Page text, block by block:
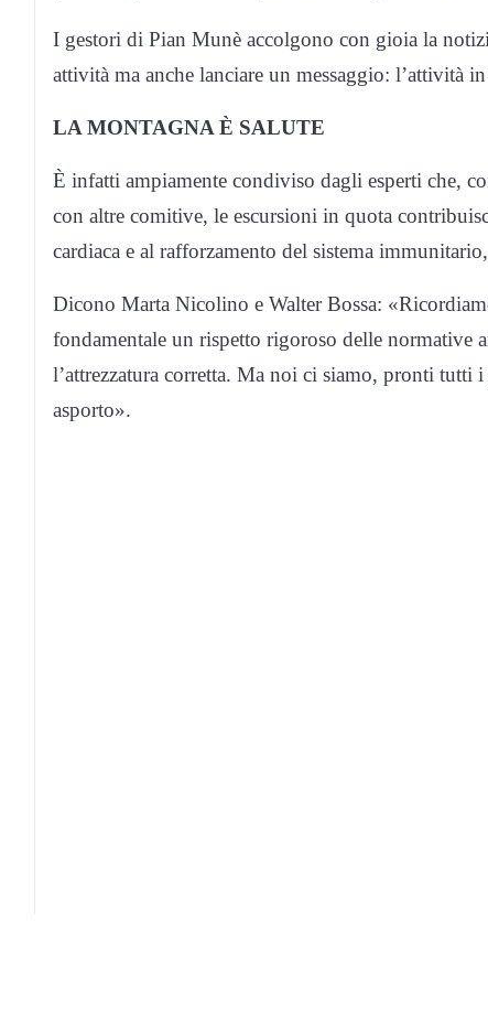
I gestori di Pian Munè accolgono con gioia la
attività ma anche lanciare un messaggio: l’attività
LA MONTAGNA È SALUTE
È infatti ampiamente condiviso dagli esperti che,
con altre comitive, le escursioni in quota
cardiaca e al rafforzamento del sistema
Dicono Marta Nicolino e Walter Bossa:
fondamentale un rispetto rigoroso delle normative
l’attrezzatura corretta. Ma noi ci siamo, pronti
asporto».